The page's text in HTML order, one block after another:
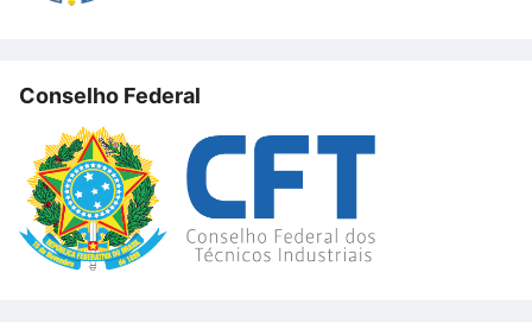
Conselho Federal